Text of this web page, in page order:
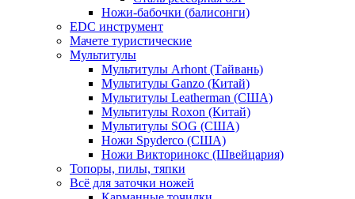
Ножи-бабочки (балисонги)
EDC инструмент
Мачете туристические
Мультитулы
Мультитулы Arhont (Тайвань)
Мультитулы Ganzo (Китай)
Мультитулы Leatherman (США)
Мультитулы Roxon (Китай)
Мультитулы SOG (США)
Ножи Spyderco (США)
Ножи Викторинокс (Швейцария)
Топоры, пилы, тяпки
Всё для заточки ножей